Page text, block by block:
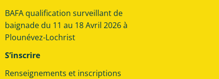
BAFA qualification surveillant de
baignade du 11 au 18 Avril 2026 à
Plounévez-Lochrist
S’inscrire
Renseignements et inscriptions